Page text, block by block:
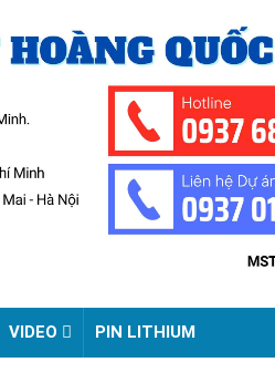
VIDEO PIN LITHIUM